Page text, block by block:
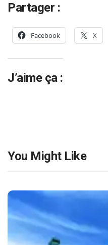
Partager :
Facebook X
J’aime ça :
You Might Like